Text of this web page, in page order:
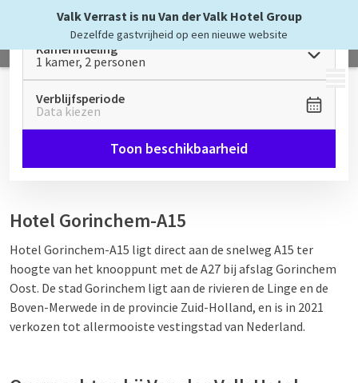
Valk Verrast is nu Van der Valk Hotel Group
Dezelfde gastvrijheid op een nieuwe website
MENU
Kamerindeling
1 kamer, 2 personen
Verblijfsperiode
Data kiezen
Toon beschikbaarheid
Hotel Gorinchem-A15
Hotel Gorinchem-A15 ligt direct aan de snelweg A15 ter
hoogte van het knooppunt met de A27 bij afslag Gorinchem
Oost. De stad Gorinchem ligt aan de rivieren de Linge en de
Boven-Merwede in de provincie Zuid-Holland, en is in 2021
verkozen tot allermooiste vestingstad van Nederland.